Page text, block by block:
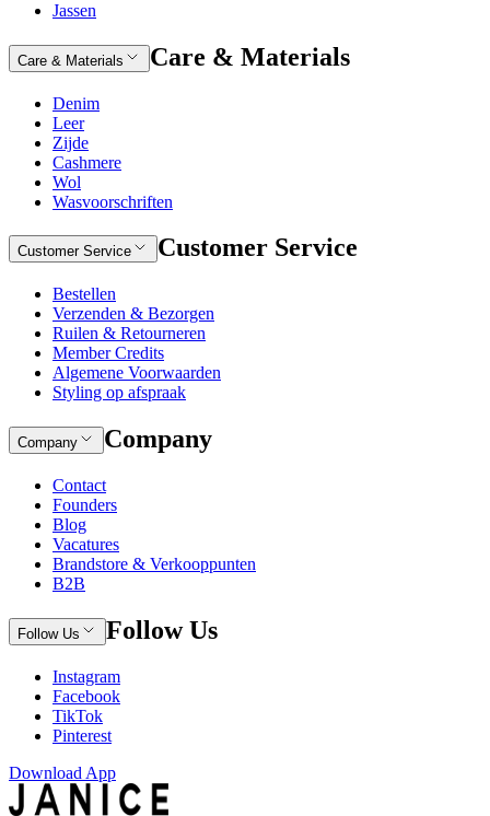
Jassen
Care & Materials Care & Materials
Denim
Leer
Zijde
Cashmere
Wol
Wasvoorschriften
Customer Service Customer Service
Bestellen
Verzenden & Bezorgen
Ruilen & Retourneren
Member Credits
Algemene Voorwaarden
Styling op afspraak
Company Company
Contact
Founders
Blog
Vacatures
Brandstore & Verkooppunten
B2B
Follow Us Follow Us
Instagram
Facebook
TikTok
Pinterest
Download App